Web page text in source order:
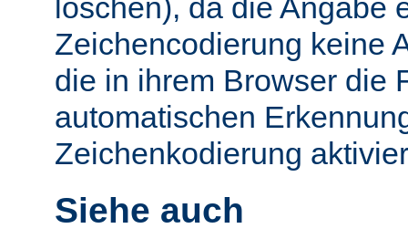
löschen), da die Angabe
Zeichencodierung keine
die in ihrem Browser die
automatischen
Zeichenkodierung
Siehe auch